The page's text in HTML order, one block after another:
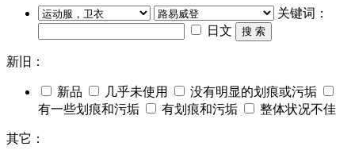
关键词：
日文
搜 索
新旧：
新品 几乎未使用
没有明显的划痕或污垢
有一些划痕和污垢
有划痕和污垢 整体状况不佳
其它：